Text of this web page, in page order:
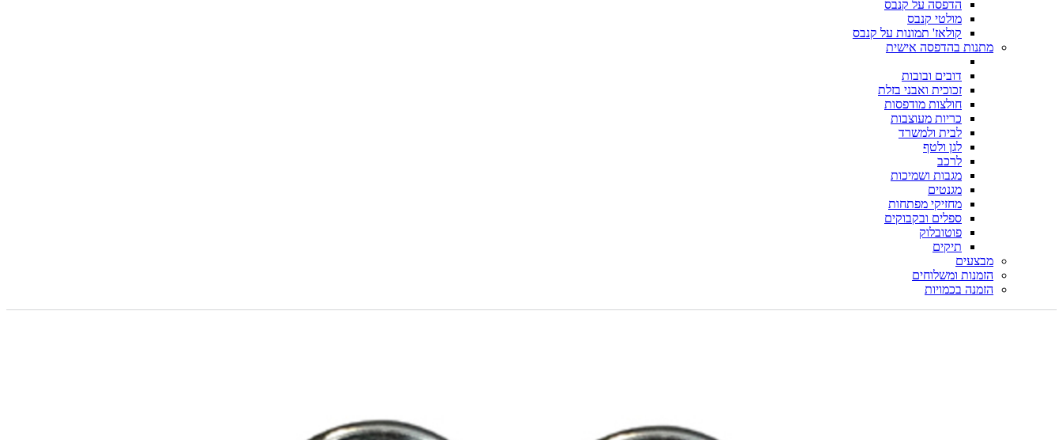
הדפסה על קנבס
מולטי קנבס
קולאז' תמונות על קנבס
מתנות בהדפסה אישית
דובים ובובות
זכוכית ואבני בזלת
חולצות מודפסות
כריות מעוצבות
לבית ולמשרד
לגן ולטף
לרכב
מגבות ושמיכות
מגנטים
מחזיקי מפתחות
ספלים ובקבוקים
פוטובלוק
תיקים
מבצעים
הזמנות ומשלוחים
הזמנה בכמויות